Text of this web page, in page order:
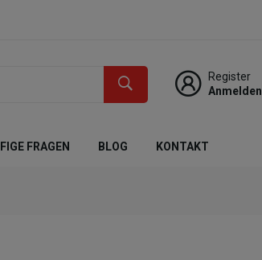
Register
Anmelden
FRAGEN BLOG KONTAKT